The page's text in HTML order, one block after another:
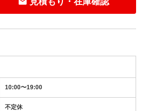
10:00〜19:00
不定休